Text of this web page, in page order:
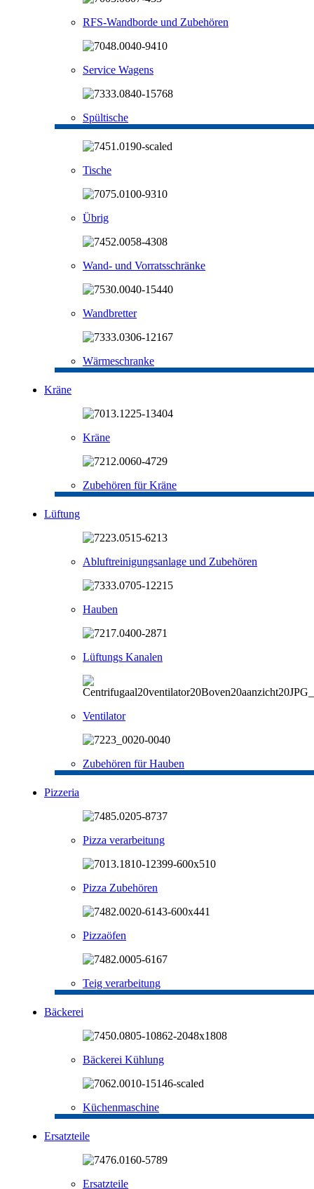
RFS-Wandborde und Zubehören
Service Wagens
Spültische
Tische
Übrig
Wand- und Vorratsschränke
Wandbretter
Wärmeschranke
Kräne
Kräne
Zubehören für Kräne
Lüftung
Abluftreinigungsanlage und Zubehören
Hauben
Lüftungs Kanalen
Ventilator
Zubehören für Hauben
Pizzeria
Pizza verarbeitung
Pizza Zubehören
Pizzaöfen
Teig verarbeitung
Bäckerei
Bäckerei Kühlung
Küchenmaschine
Ersatzteile
Ersatzteile